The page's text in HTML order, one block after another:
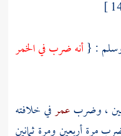
وسلم : {أنه ضرب في الخمر
، وضربعمرفي خلافته
مرة أربعين ومرة ثمانين